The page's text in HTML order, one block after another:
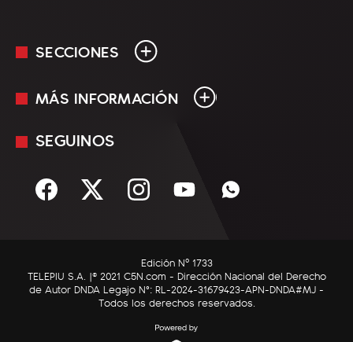
SECCIONES
En Vivo
Sociedad
C5N Autos
RatingCero
MÁS INFORMACIÓN
Mediakit
Términos y condiciones
SEGUINOS
Edición Nº 1733
TELEPIU S.A. |© 2021 C5N.com - Dirección Nacional del Derecho
de Autor DNDA Legajo N°: RL-2024-31679423-APN-DNDA#MJ -
Todos los derechos reservados.